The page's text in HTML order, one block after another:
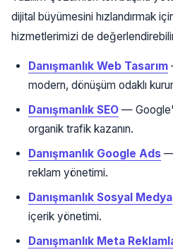
dijital büyümesini hızlandırmak
hizmetlerimizi de
Danışmanlık Web Tasarım
modern, dönüşüm odaklı
Danışmanlık SEO —
organik trafik kazanın.
Danışmanlık Google Ads —
reklam yönetimi.
Danışmanlık Sosyal Medya
içerik yönetimi.
Danışmanlık Meta